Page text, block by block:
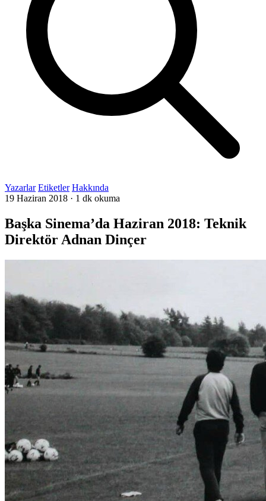
Yazarlar Etiketler Hakkında
19 Haziran 2018 · 1 dk okuma
Başka Sinema’da Haziran 2018: Teknik
Direktör Adnan Dinçer